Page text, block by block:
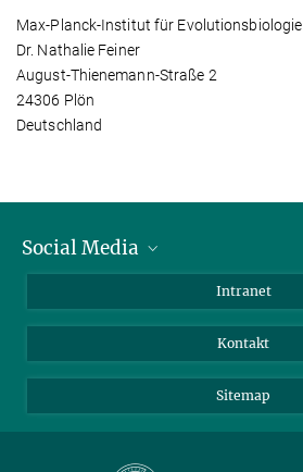
Max-Planck-Institut für Evolutionsbiologie
Dr. Nathalie Feiner
August-Thienemann-Straße 2
24306 Plön
Deutschland
Social Media
Intranet
Kontakt
Sitemap